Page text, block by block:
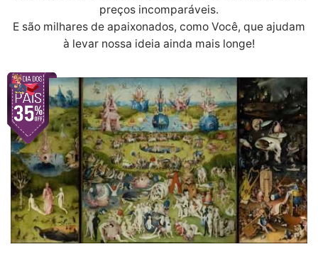
preços incomparáveis.
E são milhares de apaixonados, como Você, que ajudam
à levar nossa ideia ainda mais longe!